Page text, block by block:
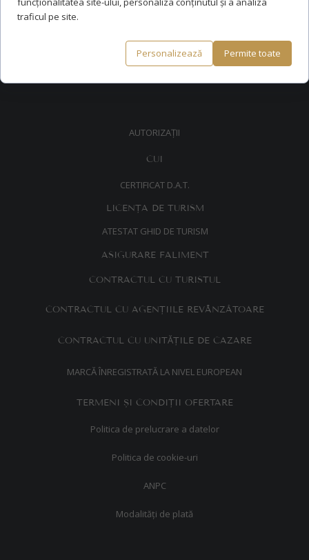
MARCĂ ÎNREGISTRATĂ LA NIVEL EUROPEAN
CONTRACTUL CU UNITĂȚILE DE CAZARE
CONTRACTUL CU AGENȚIILE REVÂNZĂTOARE
CONTRACTUL CU TURISTUL
ASIGURARE FALIMENT
TERMENI ȘI CONDIȚII OFERTARE
ATESTAT GHID DE TURISM
LICENȚA DE TURISM
CERTIFICAT D.A.T.
CUI
Politica de prelucrare a datelor
Politica de cookie-uri
ANPC
Modalități de plată
Luna de sus 743B, Florești,Cluj,
România
AUTORIZAȚII
traficul pe site.
Personalizează Permite toate